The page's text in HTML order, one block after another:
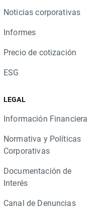
Noticias corporativas
Informes
Precio de cotización
ESG
LEGAL
Información Financiera
Normativa y Políticas
Corporativas
Documentación de
Interés
Canal de Denuncias